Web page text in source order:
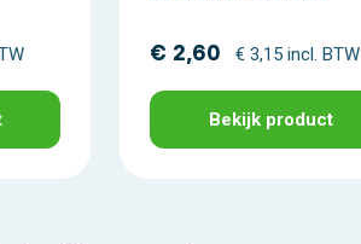
€ 2,60 € 3,15 incl. BTW
Bekijk product